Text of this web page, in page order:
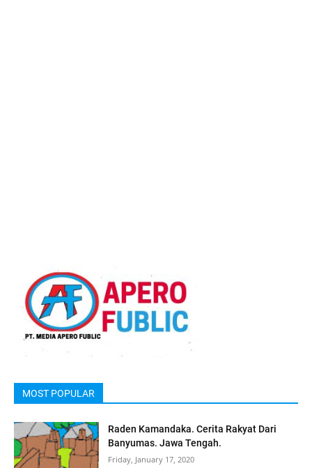
MOST POPULAR
Raden Kamandaka. Cerita Rakyat Dari
Banyumas. Jawa Tengah.
Friday, January 17, 2020